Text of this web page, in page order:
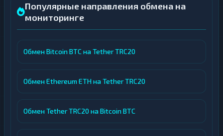
Популярные направления обмена на
мониторинге
Обмен Bitcoin BTC на Tether TRC20
Обмен Ethereum ETH на Tether TRC20
Обмен Tether TRC20 на Bitcoin BTC